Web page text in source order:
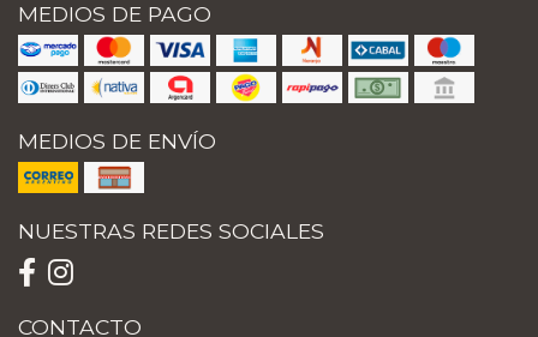
MEDIOS DE PAGO
MEDIOS DE ENVÍO
NUESTRAS REDES SOCIALES
CONTACTO